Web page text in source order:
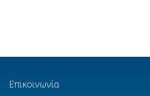
Επικοινωνία